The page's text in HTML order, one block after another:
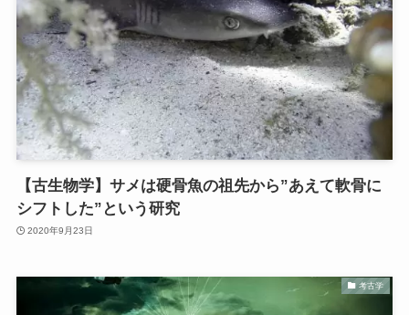
【古生物学】サメは硬骨魚の祖先から”あえて軟骨に
シフトした”という研究
2020年9月23日
考古学